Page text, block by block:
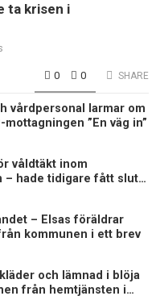
ta krisen i
0 0 SHARE
vårdpersonal larmar om
mottagningen ”En väg in”
våldtäkt inom
– hade tidigare fått sluta
– Elsas föräldrar
kommunen i ett brev
och lämnad i blöja
från hemtjänsten i